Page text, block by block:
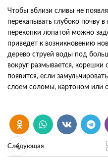
Чтобы вблизи сливы не
перекапывать глубоко почву
перекопки лопатой можно
приведет к возникновению
дерево струей воды под
вокруг размывается, корешки
появится, если
слоем соломы, картоном или
Следующая